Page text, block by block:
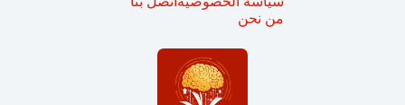
من نحن